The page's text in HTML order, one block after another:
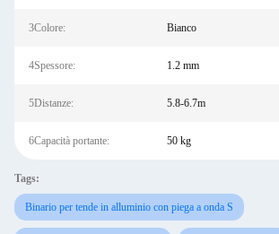
3Colore: Bianco
4Spessore: 1.2 mm
5Distanze: 5.8-6.7m
6Capacità portante: 50 kg
Tags:
Binario per tende in alluminio con piega a onda S